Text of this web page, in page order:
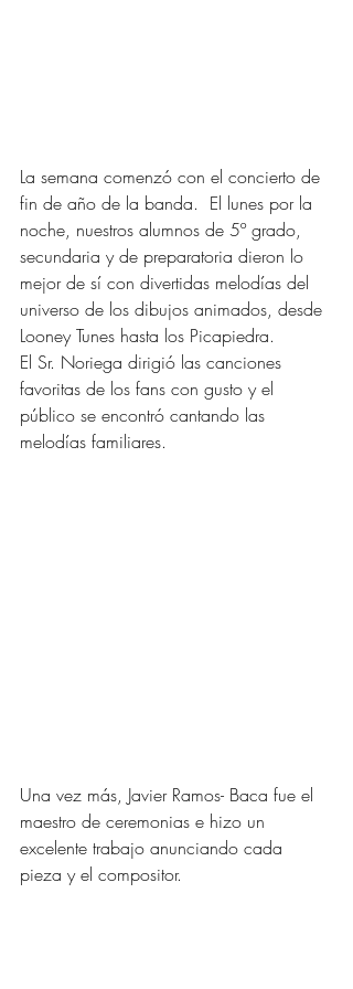
La semana comenzó con el concierto de
fin de año de la banda.  El lunes por la
noche, nuestros alumnos de 5º grado,
secundaria y de preparatoria dieron lo
mejor de sí con divertidas melodías del
universo de los dibujos animados, desde
Looney Tunes hasta los Picapiedra.
El Sr. Noriega dirigió las canciones
favoritas de los fans con gusto y el
público se encontró cantando las
melodías familiares.
Una vez más, Javier Ramos- Baca fue el
maestro de ceremonias e hizo un
excelente trabajo anunciando cada
pieza y el compositor.